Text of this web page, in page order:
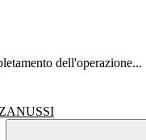
dell'operazione...